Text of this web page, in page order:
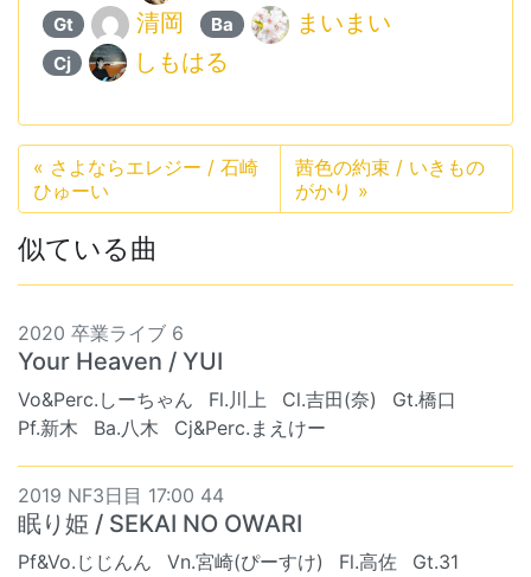
Gt 清岡 Ba まいまい
Cj しもはる
« さよならエレジー / 石崎
ひゅーい
茜色の約束 / いきもの
がかり »
似ている曲
2020 卒業ライブ 6
Your Heaven / YUI
Vo&Perc.しーちゃん Fl.川上 Cl.吉田(奈)
Gt.橋口
Pf.新木
Ba.八木 Cj&Perc.まえけー
2019 NF3日目 17:00 44
眠り姫 / SEKAI NO OWARI
Pf&Vo.じじんん Vn.宮崎(ぴーすけ) Fl.高佐
Gt.31